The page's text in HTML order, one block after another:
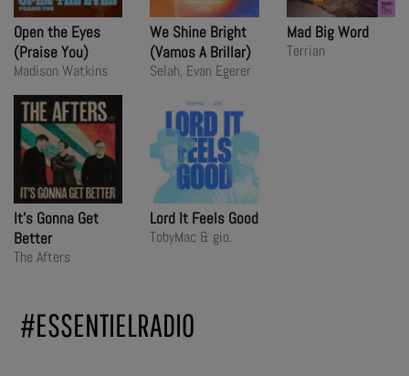
Open the Eyes
(Praise You)
Madison Watkins
We Shine Bright
(Vamos A Brillar)
Selah, Evan Egerer
Mad Big Word
Terrian
It's Gonna Get
Better
The Afters
Lord It Feels Good
TobyMac & gio.
#ESSENTIELRADIO